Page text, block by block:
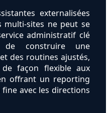
externalisées
multi-sites ne peut se
administratif clé
construire une
des routines ajustés,
façon flexible aux
offrant un reporting
avec les directions